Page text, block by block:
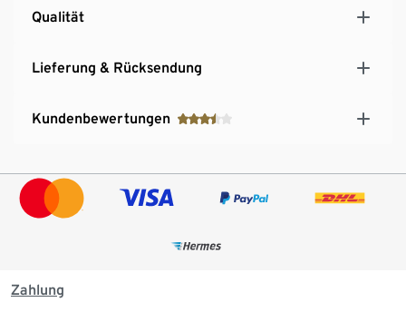
Qualität
Lieferung & Rücksendung
Kundenbewertungen
Zahlung